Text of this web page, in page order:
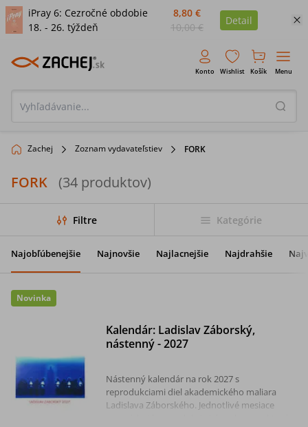
iPray 6: Cezročné obdobie
18. - 26. týždeň
8,80 €
10,00 €
Detail
Konto Wishlist Košík Menu
Zachej Zoznam vydavateľstiev FORK
FORK (34 produktov)
Filtre Kategórie
Najobľúbenejšie Najnovšie Najlacnejšie Najdrahšie
Novinka
Kalendár: Ladislav Záborský,
nástenný - 2027
Nástenný kalendár na rok 2027 s
reprodukciami diel akademického maliara
Ladislava Záborského. Jednotlivé mesiace